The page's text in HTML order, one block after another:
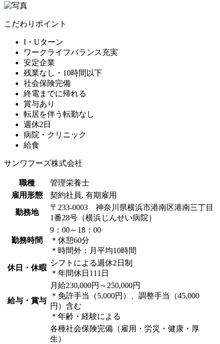
こだわりポイント
I・Uターン
ワークライフバランス充実
安定企業
残業なし・10時間以下
社会保険完備
終電までに帰れる
賞与あり
転居を伴う転勤なし
週休2日
病院・クリニック
給食
サンワフーズ株式会社
職種
管理栄養士
雇用形態
契約社員, 有期雇用
勤務地
〒233-0003 神奈川県横浜市港南区港南三丁目
1番28号（横浜じんせい病院）
勤務時間
9：00～18：00
＊休憩60分
＊時間外：月平均10時間
休日・休暇
シフトによる週休2日制
＊年間休日111日
給与・賞与
月給230,000円～250,000円
＊免許手当（5,000円）、調整手当（45,000
円）含む
＊年齢・経験による
各種社会保険完備（雇用・労災・健康・厚
生）